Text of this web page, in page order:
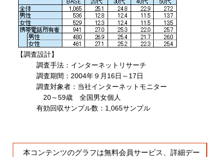
【調査設計】
調査手法：インターネットリサーチ
調査期間：2004年９月16日～17日
調査対象者：当社インターネットモニター
20～59歳 全国男女個人
有効回収サンプル数：1,065サンプル
本コンテンツのグラフは無料会員サービス、詳細デー